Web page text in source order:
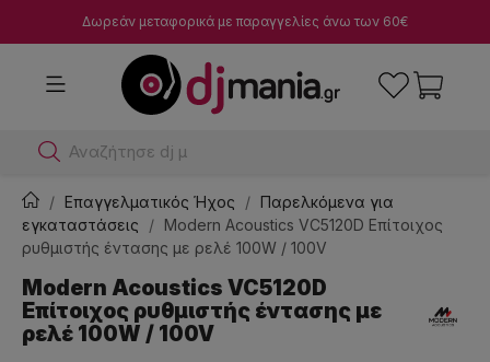
Δωρεάν μεταφορικά με παραγγελίες άνω των 60€
Αναζήτησε dj μίκτες
Επαγγελματικός Ήχος
Παρελκόμενα για
εγκαταστάσεις
Modern Acoustics VC5120D Επίτοιχος
ρυθμιστής έντασης με ρελέ 100W / 100V
Modern Acoustics VC5120D
Επίτοιχος ρυθμιστής έντασης με
ρελέ 100W / 100V